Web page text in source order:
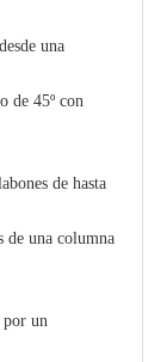
una
de 45º con
de hasta
de una columna
un